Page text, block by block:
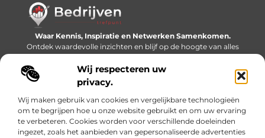
Wij respecteren uw
privacy.
Wij maken gebruik van cookies en vergelijkbare technologieën
om te begrijpen hoe u onze website gebruikt en om uw ervaring
te verbeteren. Cookies worden voor verschillende doeleinden
ingezet, zoals het aanbieden van gepersonaliseerde advertenties
Waar Kennis, Inspiratie en Netwerken Samenkomen.
Ontdek waardevolle inzichten en blijf op de hoogte van alles
wat er speelt in de wereld.
Bericht categorie
Onze informatie